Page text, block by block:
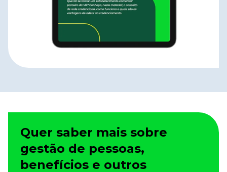
Quer saber mais sobre
gestão de pessoas,
benefícios e outros